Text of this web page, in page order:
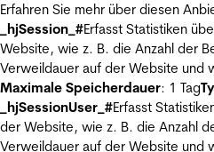
Erfahren Sie mehr über diesen
_hjSession_#Erfasst Statistiken
Website, wie z. B. die Anzahl der
Verweildauer auf der Website und
Maximale Speicherdauer: 1 Tag
_hjSessionUser_#Erfasst
der Website, wie z. B. die Anzahl
Verweildauer auf der Website und